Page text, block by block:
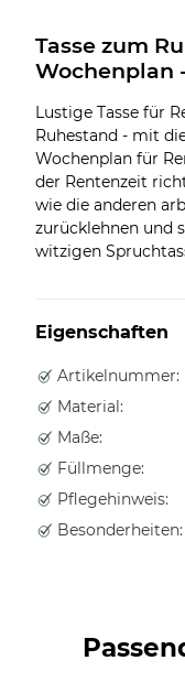
Tasse zum
Wochenplan
Lustige Tasse für
Ruhestand - mit
Wochenplan für
der Rentenzeit
wie die anderen
zurücklehnen und
witzigen
Eigenschaften
Artikelnummer:
Material:
Maße:
Füllmenge:
Pflegehinweis:
Besonderheiten: